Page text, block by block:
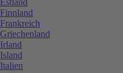
Finnland
Frankreich
Griechenland
Irland
Island
Italien